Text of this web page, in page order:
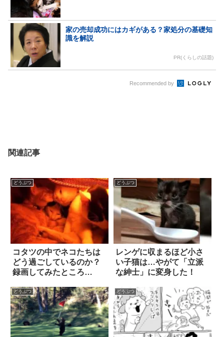
家の売却成功にはカギがある？家処分の基礎知
識を解説
PR(くらしの話題)
Recommended by
関連記事
どうぶつ
コタツの中でネコたちは
どう過ごしているのか？
録画してみたところ…
どうぶつ
レンゲに収まるほど小さ
い子猫は…やがて「立派
な紳士」に変身した！
どうぶつ どうぶつ